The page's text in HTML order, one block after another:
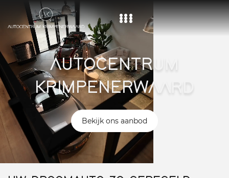
Home
Aanbod
Diensten
Over ons
Vacature
Contact
AUTOCENTRUM
KRIMPENERWAARD
Bekijk ons aanbod